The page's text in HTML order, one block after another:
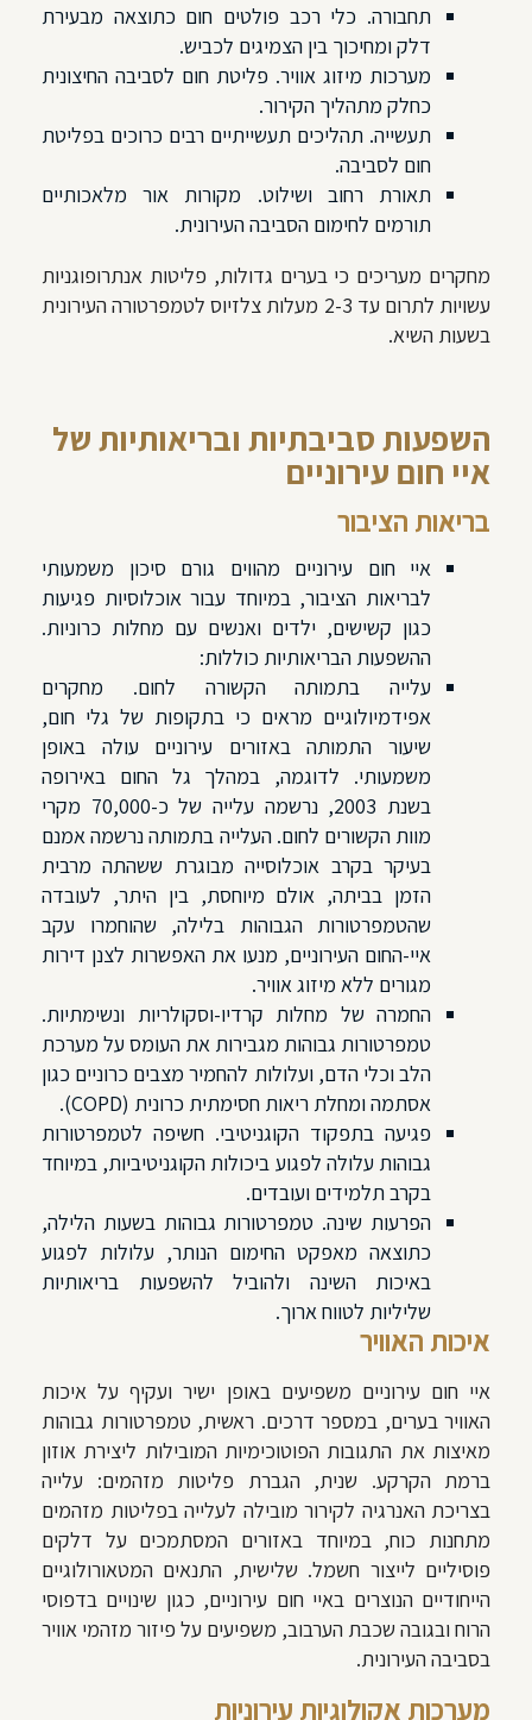
תחבורה. כלי רכב פולטים חום כתוצאה מבעירת
דלק ומחיכוך בין הצמיגים לכביש.
מערכות מיזוג אוויר. פליטת חום לסביבה החיצונית
כחלק מתהליך הקירור.
תעשייה. תהליכים תעשייתיים רבים כרוכים בפליטת
חום לסביבה.
תאורת רחוב ושילוט. מקורות אור מלאכותיים
תורמים לחימום הסביבה העירונית.
מחקרים מעריכים כי בערים גדולות, פליטות אנתרופוגניות
עשויות לתרום עד 2-3 מעלות צלזיוס לטמפרטורה העירונית
בשעות השיא.
השפעות סביבתיות ובריאותיות של
איי חום עירוניים
בריאות הציבור
איי חום עירוניים מהווים גורם סיכון משמעותי
לבריאות הציבור, במיוחד עבור אוכלוסיות פגיעות
כגון קשישים, ילדים ואנשים עם מחלות כרוניות.
ההשפעות הבריאותיות כוללות:
עלייה בתמותה הקשורה לחום. מחקרים
אפידמיולוגיים מראים כי בתקופות של גלי חום,
שיעור התמותה באזורים עירוניים עולה באופן
משמעותי. לדוגמה, במהלך גל החום באירופה
בשנת 2003, נרשמה עלייה של כ-70,000 מקרי
מוות הקשורים לחום. העלייה בתמותה נרשמה אמנם
בעיקר בקרב אוכלוסייה מבוגרת ששהתה מרבית
הזמן בביתה, אולם מיוחסת, בין היתר, לעובדה
שהטמפרטורות הגבוהות בלילה, שהוחמרו עקב
איי-החום העירוניים, מנעו את האפשרות לצנן דירות
מגורים ללא מיזוג אוויר.
החמרה של מחלות קרדיו-וסקולריות ונשימתיות.
טמפרטורות גבוהות מגבירות את העומס על מערכת
הלב וכלי הדם, ועלולות להחמיר מצבים כרוניים כגון
אסתמה ומחלת ריאות חסימתית כרונית (COPD).
פגיעה בתפקוד הקוגניטיבי. חשיפה לטמפרטורות
גבוהות עלולה לפגוע ביכולות הקוגניטיביות, במיוחד
בקרב תלמידים ועובדים.
הפרעות שינה. טמפרטורות גבוהות בשעות הלילה,
כתוצאה מאפקט החימום הנותר, עלולות לפגוע
באיכות השינה ולהוביל להשפעות בריאותיות
שליליות לטווח ארוך.
איכות האוויר
איי חום עירוניים משפיעים באופן ישיר ועקיף על איכות
האוויר בערים, במספר דרכים. ראשית, טמפרטורות גבוהות
מאיצות את התגובות הפוטוכימיות המובילות ליצירת אוזון
ברמת הקרקע. שנית, הגברת פליטות מזהמים: עלייה
בצריכת האנרגיה לקירור מובילה לעלייה בפליטות מזהמים
מתחנות כוח, במיוחד באזורים המסתמכים על דלקים
פוסיליים לייצור חשמל. שלישית, התנאים המטאורולוגיים
הייחודיים הנוצרים באיי חום עירוניים, כגון שינויים בדפוסי
הרוח ובגובה שכבת הערבוב, משפיעים על פיזור מזהמי אוויר
בסביבה העירונית.
מערכות אקולוגיות עירוניות